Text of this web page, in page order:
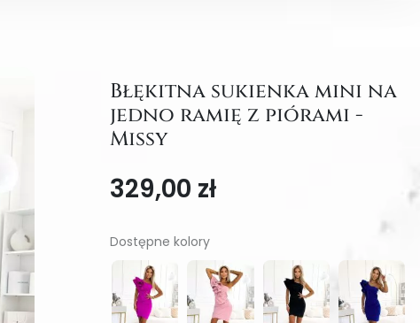
Błękitna sukienka mini na
jedno ramię z piórami -
Missy
329,00 zł
Dostępne kolory